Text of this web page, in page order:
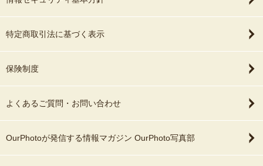
特定商取引法に基づく表示
保険制度
よくあるご質問・お問い合わせ
OurPhotoが発信する情報マガジン OurPhoto写真部